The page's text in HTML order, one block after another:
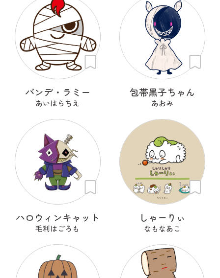
バンデ・ラミー
あいはらちえ
包帯黒子ちゃん
あおみ
ハロウィンキャット
毛利はごろも
しゃーりぃ
なもなあこ